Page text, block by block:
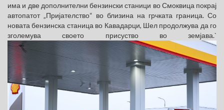
има и две дополнителни бензински станици во Смоквица покрај
автопатот „Пријателство“ во близина на грчката граница. Со
новата бензинска станица во Кавадарци, Шел продолжува да го
зголемува своето присуство во земјава.`